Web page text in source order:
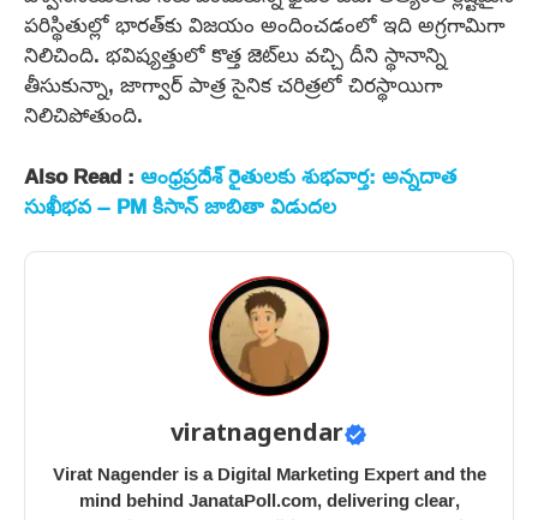
పరిస్థితుల్లో భారత్‌కు విజయం అందించడంలో ఇది అగ్రగామిగా
నిలిచింది. భవిష్యత్తులో కొత్త జెట్‌లు వచ్చి దీని స్థానాన్ని
తీసుకున్నా, జాగ్వార్ పాత్ర సైనిక చరిత్రలో చిరస్థాయిగా
నిలిచిపోతుంది.
Also Read :ఆంధ్రప్రదేశ్‌ రైతులకు శుభవార్త: అన్నదాత
సుఖీభవ – PM కిసాన్ జాబితా విడుదల
viratnagendar
Virat Nagender is a Digital Marketing Expert and the
mind behind JanataPoll.com, delivering clear,